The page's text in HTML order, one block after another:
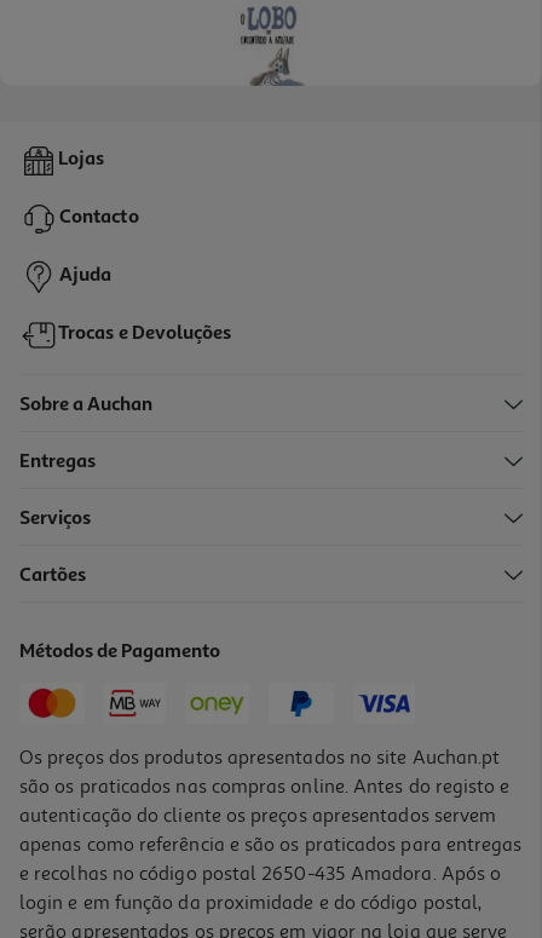
Livro O Lobo Que Encontrou A Amizade
13,90 € PVP de editor
9,73 €
-10%
14,35 € PVP de editor
-10%
Lojas
Contacto
Ajuda
Trocas e Devoluções
Sobre a Auchan
Entregas
Serviços
Cartões
Métodos de Pagamento
Os preços dos produtos apresentados no site Auchan.pt
são os praticados nas compras online. Antes do registo e
autenticação do cliente os preços apresentados servem
apenas como referência e são os praticados para entregas
e recolhas no código postal 2650-435 Amadora. Após o
login e em função da proximidade e do código postal,
serão apresentados os preços em vigor na loja que serve